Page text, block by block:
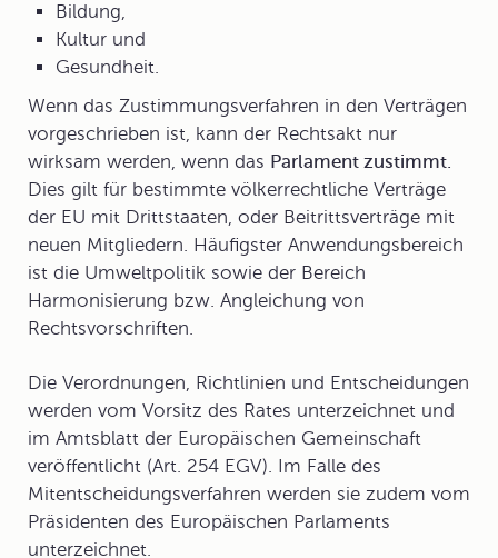
Bildung,
Kultur und
Gesundheit.
Wenn das Zustimmungsverfahren in den Verträgen
vorgeschrieben ist, kann der Rechtsakt nur
wirksam werden, wenn das Parlament zustimmt.
Dies gilt für bestimmte völkerrechtliche Verträge
der EU mit Drittstaaten, oder Beitrittsverträge mit
neuen Mitgliedern. Häufigster Anwendungsbereich
ist die Umweltpolitik sowie der Bereich
Harmonisierung bzw. Angleichung von
Rechtsvorschriften.
Die Verordnungen, Richtlinien und Entscheidungen
werden vom Vorsitz des Rates unterzeichnet und
im Amtsblatt der Europäischen Gemeinschaft
veröffentlicht (Art. 254 EGV). Im Falle des
Mitentscheidungsverfahren werden sie zudem vom
Präsidenten des Europäischen Parlaments
unterzeichnet.